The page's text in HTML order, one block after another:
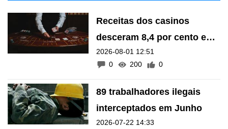
Receitas dos casinos
desceram 8,4 por cento em
termos anuais em Julho
2026-08-01 12:51
0
200 0
89 trabalhadores ilegais
interceptados em Junho
2026-07-22 14:33